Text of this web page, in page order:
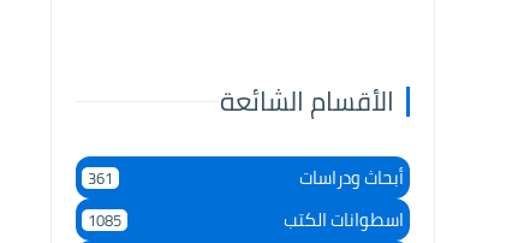
الأقسام الشائعة
أبحاث ودراسات 361
اسطوانات الكتب 1085